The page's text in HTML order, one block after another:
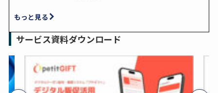
もっと見る
サービス資料ダウンロード